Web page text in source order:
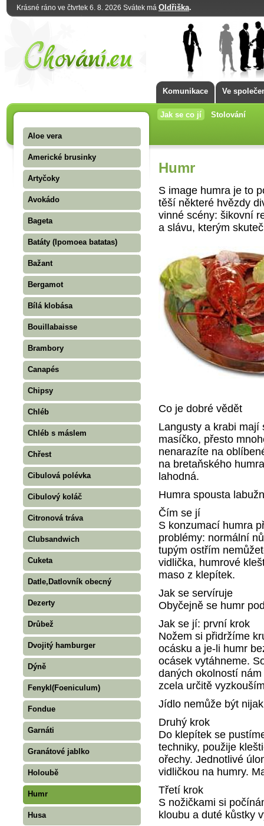
Krásné ráno ve čtvrtek 6. 8. 2026 Svátek má Oldřiška.
Komunikace Ve
Jak se co jí Stolování
Aloe vera
Americké brusinky
Artyčoky
Avokádo
Bageta
Batáty (Ipomoea batatas)
Bažant
Bergamot
Bílá klobása
Bouillabaisse
Brambory
Canapés
Chipsy
Chléb
Chléb s máslem
Chřest
Cibulová polévka
Cibulový koláč
Citronová tráva
Clubsandwich
Cuketa
Datle,Datlovník obecný
Dezerty
Drůbež
Dvojitý hamburger
Dýně
Fenykl(Foeniculum)
Fondue
Garnáti
Granátové jablko
Holoubě
Humr
Husa
Humr
S image humra je to
těší některé hvězdy
vinné scény: šikovní
a slávu, kterým
Co je dobré vědět
Langusty a krabi mají
masíčko, přesto
nenarazíte na
na bretaňského
lahodná.
Humra spousta
Čím se jí
S konzumací humra
problémy: normální
tupým ostřím
vidlička, humrové
maso z klepítek.
Jak se servíruje
Obyčejně se humr
Jak se jí: první krok
Nožem si přidržíme
ocásku a je-li humr
ocásek vytáhneme.
daných okolností
zcela určitě
Jídlo nemůže být
Druhý krok
Do klepítek se
techniky, použije
ořechy. Jednotlivé
vidličkou na humry.
Třetí krok
S nožičkami si
kloubu a duté kůstky